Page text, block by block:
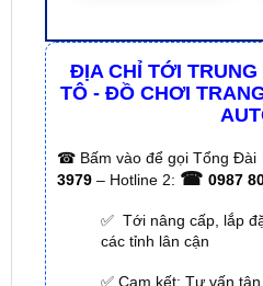
TÔ - ĐỒ CHƠI
☎Bấm vào để gọi Tổng Đài
0987
✅ Tới nâng cấp, lắp
các tỉnh lân cận
✅ Cam kết: Tư vấn
kém chất lượng ( hay